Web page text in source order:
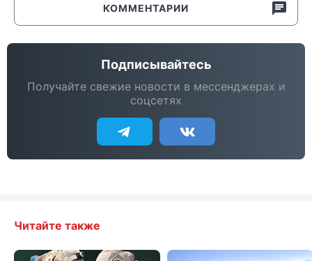
КОММЕНТАРИИ
Подписывайтесь
Получайте свежие новости в мессенджерах и
соцсетях
Читайте также